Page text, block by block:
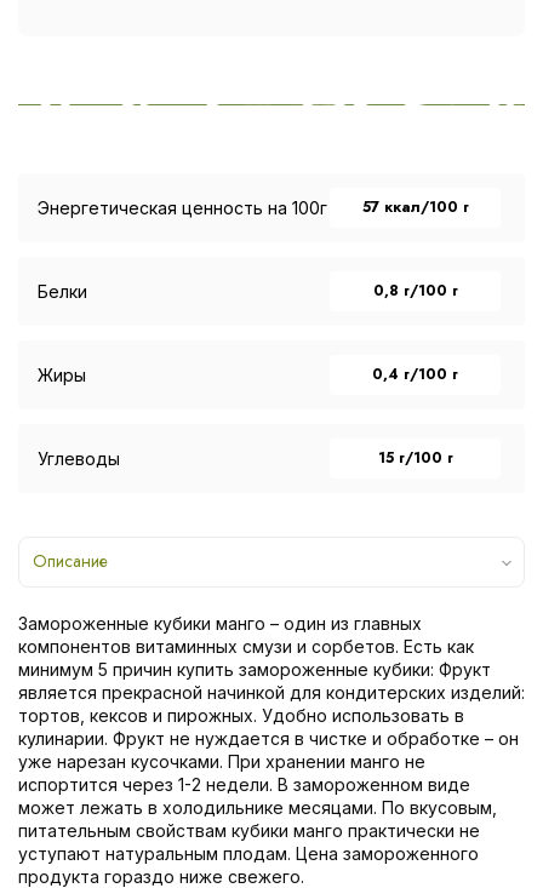
Энергетическая ценность на 100г 57 ккал/100 г
Белки 0,8 г/100 г
Жиры 0,4 г/100 г
Углеводы 15 г/100 г
Описание
Замороженные кубики манго – один из главных
компонентов витаминных смузи и сорбетов. Есть как
минимум 5 причин купить замороженные кубики: Фрукт
является прекрасной начинкой для кондитерских изделий:
тортов, кексов и пирожных. Удобно использовать в
кулинарии. Фрукт не нуждается в чистке и обработке – он
уже нарезан кусочками. При хранении манго не
испортится через 1-2 недели. В замороженном виде
может лежать в холодильнике месяцами. По вкусовым,
питательным свойствам кубики манго практически не
уступают натуральным плодам. Цена замороженного
продукта гораздо ниже свежего.